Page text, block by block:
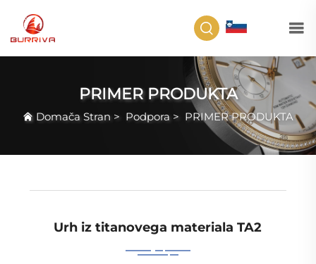
PRIMER PRODUKTA
Domača Stran > Podpora > PRIMER PRODUKTA
Urh iz titanovega materiala TA2